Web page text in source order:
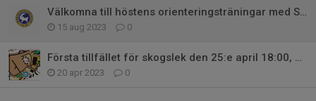
Välkomna till höstens orienteringsträningar med Skogslek
15 aug 2023 0
Första tillfället för skogslek den 25:e april 18:00, Plats: Kårestugan
20 apr 2023 0